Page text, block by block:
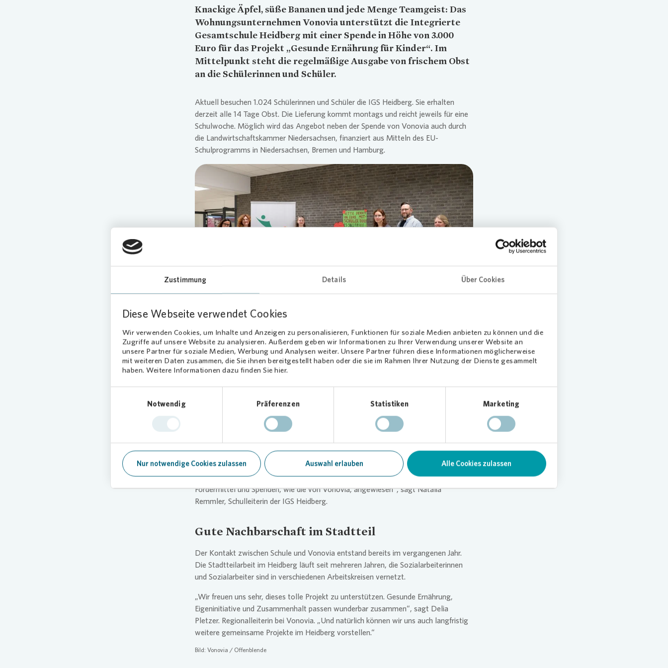
Zustimmung Details Über Cookies
Diese Webseite verwendet Cookies
Wir verwenden Cookies, um Inhalte und Anzeigen zu personalisieren, Funktionen für soziale Medien anbieten zu können und die
Zugriffe auf unsere Website zu analysieren. Außerdem geben wir Informationen zu Ihrer Verwendung unserer Website an
unsere Partner für soziale Medien, Werbung und Analysen weiter. Unsere Partner führen diese Informationen möglicherweise
mit weiteren Daten zusammen, die Sie ihnen bereitgestellt haben oder die sie im Rahmen Ihrer Nutzung der Dienste gesammelt
haben. Weitere Informationen dazu finden Sie hier.
Notwendig
Präferenzen Statistiken Marketing
Nur notwendige Cookies zulassen Auswahl erlauben Alle Cookies zulassen
Knackige Äpfel, süße Bananen und jede Menge Teamgeist: Das
WohnungsunternehmenVonoviaunterstützt die Integrierte
Gesamtschule Heidberg mit einer Spende in Höhe von 3.000
Euro für das Projekt „Gesunde Ernährung für Kinder“. Im
Mittelpunkt steht die regelmäßige Ausgabe von frischem Obst
an die Schülerinnen und Schüler.
Aktuell besuchen 1.024 Schülerinnen und Schüler die IGS Heidberg. Sie erhalten
derzeit alle 14 Tage Obst. Die Lieferung kommt montags und reicht jeweils für eine
Schulwoche. Möglich wird das Angebot neben der Spende von Vonovia auch durch
die Landwirtschaftskammer Niedersachsen, finanziert aus Mitteln des EU-
Schulprogramms in Niedersachsen, Bremen und Hamburg.
Lernen, mitmachen, Verantwortung übernehmen
Das Projekt ist Teil des Nachhaltigkeitskonzeptes der Schule. Dazu gehört nicht nur
nachhaltig. Außerdem wird das Thema in der Brettspiel-AG aufgegriffen, unter
anderem mit nachhaltigen Brettspielen.
Besonders schön: Vieles liegt in den Händen der Jugendlichen selbst. Die
Bewirtschaftung des Bistros und die Organisation der Obstausgabe erfolgen in
Eigenregie durch die Schülerinnen und Schüler.
„Nachhaltigkeit wird bei uns dauerhaft verfolgt. Das zweiwöchentliche Schulobst ist
zunächst für das Kalenderjahr gesichert. Für eine Weiterführung sind wir auf
Fördermittel und Spenden, wie die vonVonovia, angewiesen“, sagt Natalia
Remmler, Schulleiterin der IGS Heidberg.
Gute Nachbarschaft im Stadtteil
Der Kontakt zwischen Schule und Vonovia entstand bereits im vergangenen Jahr.
Die Stadtteilarbeit im Heidberg läuft seit mehreren Jahren, die Sozialarbeiterinnen
und Sozialarbeiter sind in verschiedenen Arbeitskreisen vernetzt.
„Wir freuen uns sehr, dieses tolle Projekt zu unterstützen. Gesunde Ernährung,
Eigeninitiative und Zusammenhalt passen wunderbar zusammen“, sagt Delia
Pletzer. Regionalleiterin bei Vonovia. „Und natürlich können wir uns auch langfristig
weitere gemeinsame Projekte im Heidberg vorstellen.“
Bild: Vonovia / Offenblende